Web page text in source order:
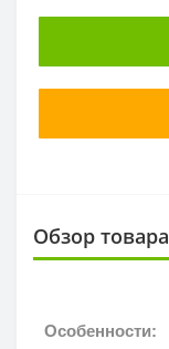
Обзор товара
Особенности: